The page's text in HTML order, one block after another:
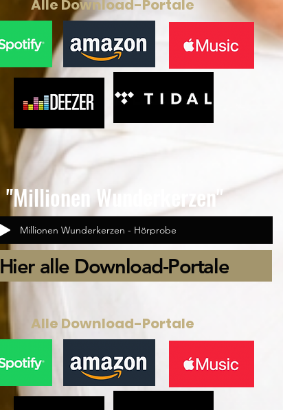
Alle Download-Portale
Alle Download-Portale
Hier alle Download-Portale
"Millionen Wunderkerzen"
Millionen Wunderkerzen - Hörprobe